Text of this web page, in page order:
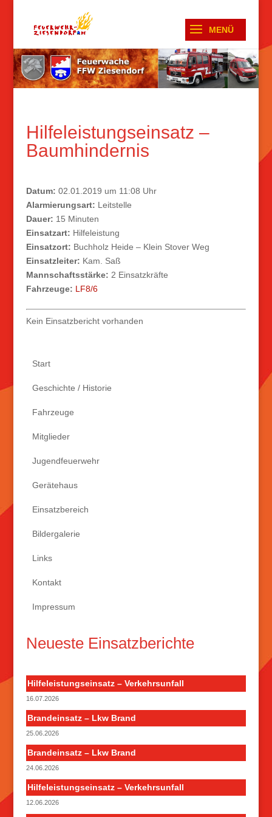
Hilfeleistungseinsatz –
Baumhindernis
Datum: 02.01.2019 um 11:08 Uhr
Alarmierungsart: Leitstelle
Dauer: 15 Minuten
Einsatzart: Hilfeleistung
Einsatzort: Buchholz Heide – Klein Stover Weg
Einsatzleiter: Kam. Saß
Mannschaftsstärke: 2 Einsatzkräfte
Fahrzeuge: LF8/6
Kein Einsatzbericht vorhanden
Start
Geschichte / Historie
Fahrzeuge
Mitglieder
Jugendfeuerwehr
Gerätehaus
Einsatzbereich
Bildergalerie
Links
Kontakt
Impressum
Neueste Einsatzberichte
Hilfeleistungseinsatz – Verkehrsunfall
16.07.2026
Brandeinsatz – Lkw Brand
25.06.2026
Brandeinsatz – Lkw Brand
24.06.2026
Hilfeleistungseinsatz – Verkehrsunfall
12.06.2026